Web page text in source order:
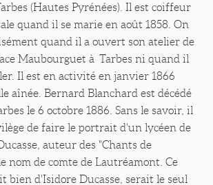
(Hautes Pyrénées). Il est coiffeur
quand il se marie en août 1858. On
quand il a ouvert son atelier de
Maubourguet à Tarbes ni quand il
Il est en activité en janvier 1866
aînée. Bernard Blanchard est décédé
le 6 octobre 1886. Sans le savoir, il
de faire le portrait d'un lycéen de
auteur des "Chants de
nom de comte de Lautréamont. Ce
bien d'Isidore Ducasse, serait le seul